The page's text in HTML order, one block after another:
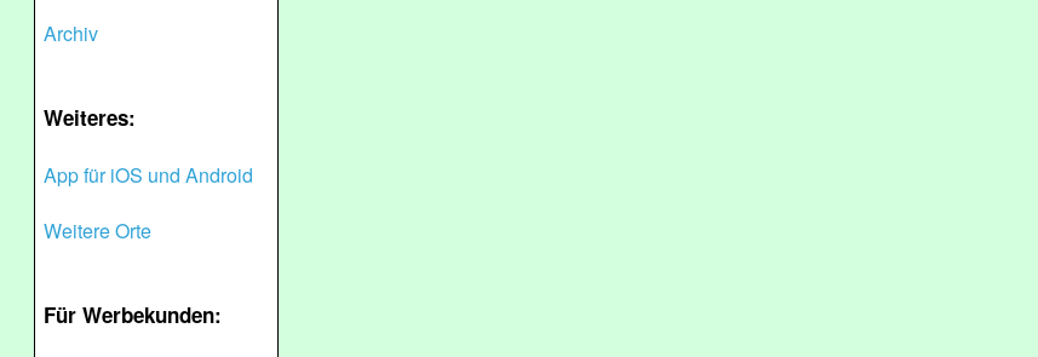
Archiv
Weiteres:
App für iOS und Android
Weitere Orte
Für Werbekunden: